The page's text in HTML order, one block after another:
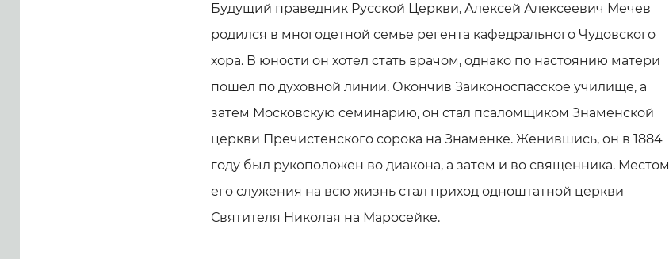
Будущий праведник Русской Церкви, Алексей Алексеевич Мечев
родился в многодетной семье регента кафедрального Чудовского
хора. В юности он хотел стать врачом, однако по настоянию матери
пошел по духовной линии. Окончив Заиконоспасское училище, а
затем Московскую семинарию, он стал псаломщиком Знаменской
церкви Пречистенского сорока на Знаменке. Женившись, он в 1884
году был рукоположен во диакона, а затем и во священника. Местом
его служения на всю жизнь стал приход одноштатной церкви
Святителя Николая на Маросейке.